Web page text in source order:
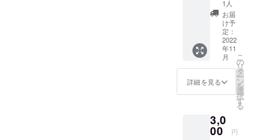
1人
お届
け予
定：
2022
年11
月
詳細を見る
こ
の
リ
タ
ー
ン
を
選
択
す
る
3,0
00 円